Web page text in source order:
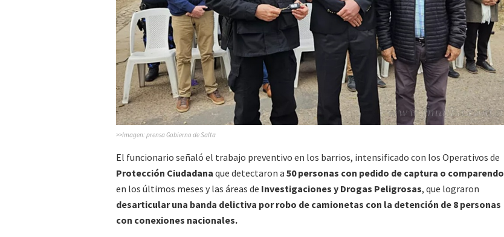
>>Imagen: prensa Gobierno de Salta
El funcionario señaló el trabajo preventivo en los barrios, intensificado con los Operativos de
Protección Ciudadana que detectaron a 50 personas con pedido de captura o comparendo
en los últimos meses y las áreas de Investigaciones y Drogas Peligrosas, que lograron
desarticular una banda delictiva por robo de camionetas con la detención de 8 personas
con conexiones nacionales.